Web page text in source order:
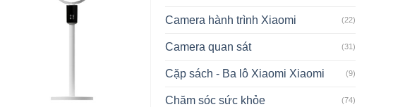
Camera hành trình Xiaomi (22)
Camera quan sát (31)
Cặp sách - Ba lô Xiaomi Xiaomi (9)
Chăm sóc sức khỏe (74)